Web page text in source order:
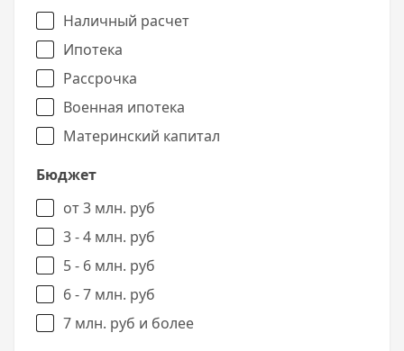
Наличный расчет
Ипотека
Рассрочка
Военная ипотека
Материнский капитал
Бюджет
от 3 млн. руб
3 - 4 млн. руб
5 - 6 млн. руб
6 - 7 млн. руб
7 млн. руб и более